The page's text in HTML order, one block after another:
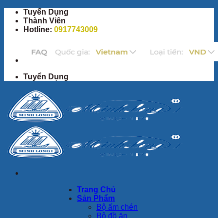
qua
Tuyển Dụng
Thành Viên
Hotline: 0917743009
Tuyển Dụng
Trang Chủ
Sản Phẩm
Bộ ấm chén
Bộ đồ ăn